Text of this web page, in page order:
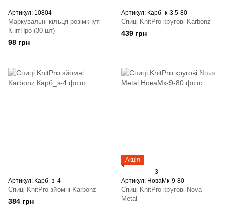
Артикул: 10804
Маркувальні кільця розімкнуті
КнітПро (30 шт)
98 грн
Артикул: Карб_к-3.5-80
Спиці KnitPro кругові Karbonz
439 грн
Артикул: Карб_з-4
Спиці KnitPro зйомні Karbonz
384 грн
Акція
3
Артикул: НоваМк-9-80
Спиці KnitPro кругові Nova
Metal